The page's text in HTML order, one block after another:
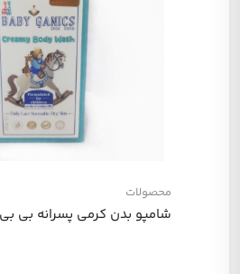
محصولات
شامپو بدن کرمی پسرانه بی